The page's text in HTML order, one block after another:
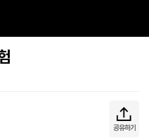
공유하기